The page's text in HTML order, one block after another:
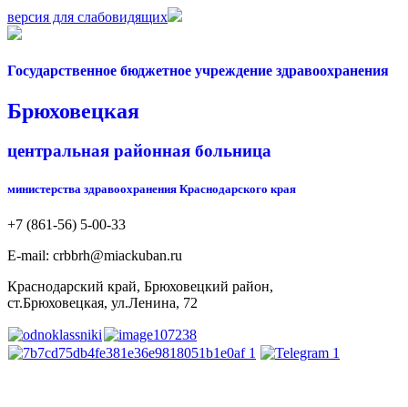
версия для слабовидящих
Государственное бюджетное учреждение здравоохранения
Брюховецкая
центральная районная больница
министерства здравоохранения Краснодарского края
+7 (861-56) 5-00-33
Е-mail: crbbrh@miackuban.ru
Краснодарский край, Брюховецкий район,
ст.Брюховецкая, ул.Ленина, 72